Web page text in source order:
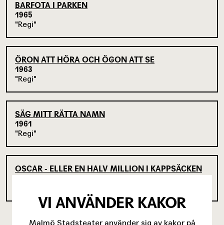
BARFOTA I PARKEN
1965
Regi
ÖRON ATT HÖRA OCH ÖGON ATT SE
1963
Regi
SÄG MITT RÄTTA NAMN
1961
Regi
OSCAR - ELLER EN HALV MILLION I KAPPSÄCKEN
1960
VI ANVÄNDER KAKOR
Malmö Stadsteater använder sig av kakor på